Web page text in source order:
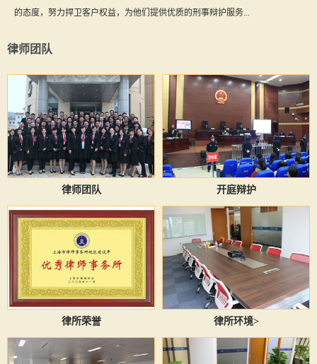
的态度，努力捍卫客户权益，为他们提供优质的刑事辩护服务...
律师团队
律师团队 开庭辩护
律所荣誉 律所环境>